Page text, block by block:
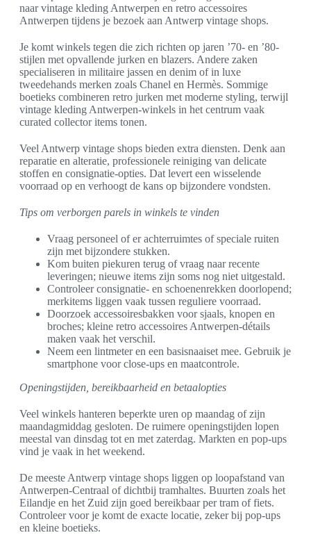
naar vintage kleding Antwerpen en retro accessoires
Antwerpen tijdens je bezoek aan Antwerp vintage shops.
Je komt winkels tegen die zich richten op jaren ’70- en ’80-
stijlen met opvallende jurken en blazers. Andere zaken
specialiseren in militaire jassen en denim of in luxe
tweedehands merken zoals Chanel en Hermès. Sommige
boetieks combineren retro jurken met moderne styling, terwijl
vintage kleding Antwerpen-winkels in het centrum vaak
curated collector items tonen.
Veel Antwerp vintage shops bieden extra diensten. Denk aan
reparatie en alteratie, professionele reiniging van delicate
stoffen en consignatie-opties. Dat levert een wisselende
voorraad op en verhoogt de kans op bijzondere vondsten.
Tips om verborgen parels in winkels te vinden
Vraag personeel of er achterruimtes of speciale ruiten
zijn met bijzondere stukken.
Kom buiten piekuren terug of vraag naar recente
leveringen; nieuwe items zijn soms nog niet uitgestald.
Controleer consignatie- en schoenenrekken doorlopend;
merkitems liggen vaak tussen reguliere voorraad.
Doorzoek accessoiresbakken voor sjaals, knopen en
broches; kleine retro accessoires Antwerpen-détails
maken vaak het verschil.
Neem een lintmeter en een basisnaaiset mee. Gebruik je
smartphone voor close-ups en maatcontrole.
Openingstijden, bereikbaarheid en betaalopties
Veel winkels hanteren beperkte uren op maandag of zijn
maandagmiddag gesloten. De ruimere openingstijden lopen
meestal van dinsdag tot en met zaterdag. Markten en pop-ups
vind je vaak in het weekend.
De meeste Antwerp vintage shops liggen op loopafstand van
Antwerpen-Centraal of dichtbij tramhaltes. Buurten zoals het
Eilandje en het Zuid zijn goed bereikbaar per tram of fiets.
Controleer voor je komt de exacte locatie, zeker bij pop-ups
en kleine boetieks.